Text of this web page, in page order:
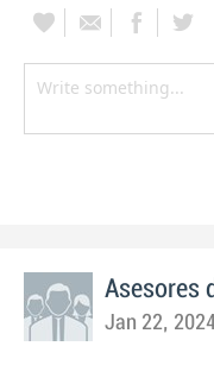
Asesores
Jan 22,